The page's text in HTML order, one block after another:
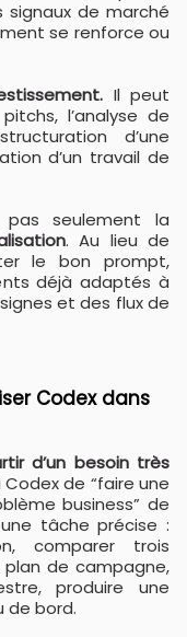
signaux de marché
se renforce ou
Il peut
l’analyse de
d’une
d’un travail de
seulement la
. Au lieu de
le bon prompt,
déjà adaptés à
et des flux de
Codex dans
de “faire une
business” de
tâche précise :
comparer trois
de campagne,
produire une
de bord.